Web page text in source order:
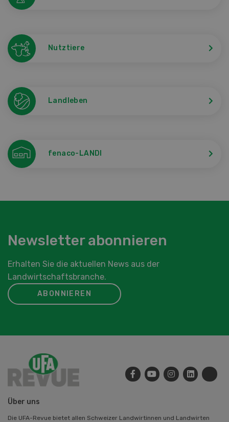
Nutztiere
Landleben
fenaco-LANDI
Newsletter abonnieren
Erhalten Sie die aktuellen News aus der
Landwirtschaftsbranche.
ABONNIEREN
Über uns
Die UFA-Revue bietet allen Schweizer Landwirtinnen und Landwirten